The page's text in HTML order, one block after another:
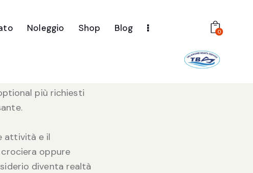
Noleggio Shop Blog 0
dinamico, che sa
più richiesti
attività e il
oppure
diventa realtà